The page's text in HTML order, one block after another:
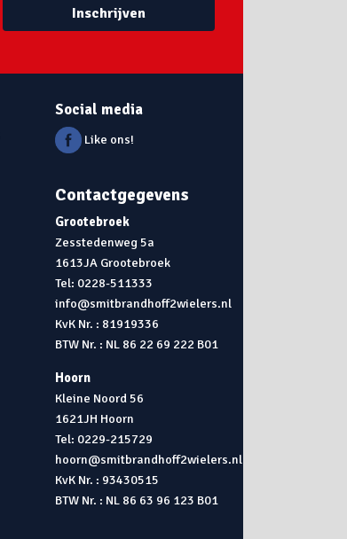
Inschrijven
Social media
Like ons!
Contactgegevens
Grootebroek
Zesstedenweg 5a
1613JA Grootebroek
Tel: 0228-511333
info@smitbrandhoff2wielers.nl
KvK Nr. : 81919336
BTW Nr. : NL 86 22 69 222 B01
Hoorn
Kleine Noord 56
1621JH Hoorn
Tel: 0229-215729
hoorn@smitbrandhoff2wielers.nl
KvK Nr. : 93430515
BTW Nr. : NL 86 63 96 123 B01